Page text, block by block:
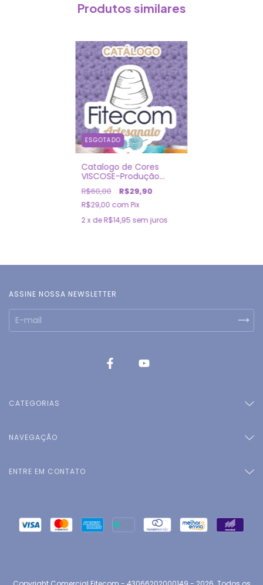
Produtos similares
ESGOTADO
Catalogo de Cores
VISCOSE-Produção
Contínua
R$60,00 R$29,90
R$29,00 com Pix
2x deR$14,95 sem juros
ASSINE NOSSA NEWSLETTER
CATEGORIAS
NAVEGAÇÃO
ENTRE EM CONTATO